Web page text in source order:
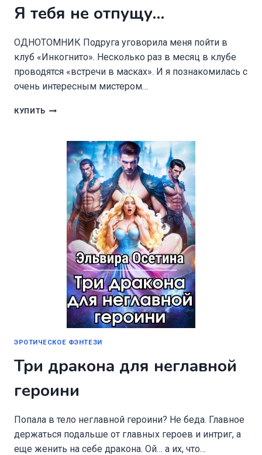
Я тебя не отпущу…
ОДНОТОМНИК Подруга уговорила меня пойти в
клуб «Инкогнито». Несколько раз в месяц в клубе
проводятся «встречи в масках». И я познакомилась с
очень интересным мистером…
КУПИТЬ Я
ОТПУЩУ…
ЭРОТИЧЕСКОЕ ФЭНТЕЗИ
Три дракона для неглавной
героини
Попала в тело неглавной героини? Не беда. Главное
держаться подальше от главных героев и интриг, а
еще женить на себе дракона. Ой… а их, что…